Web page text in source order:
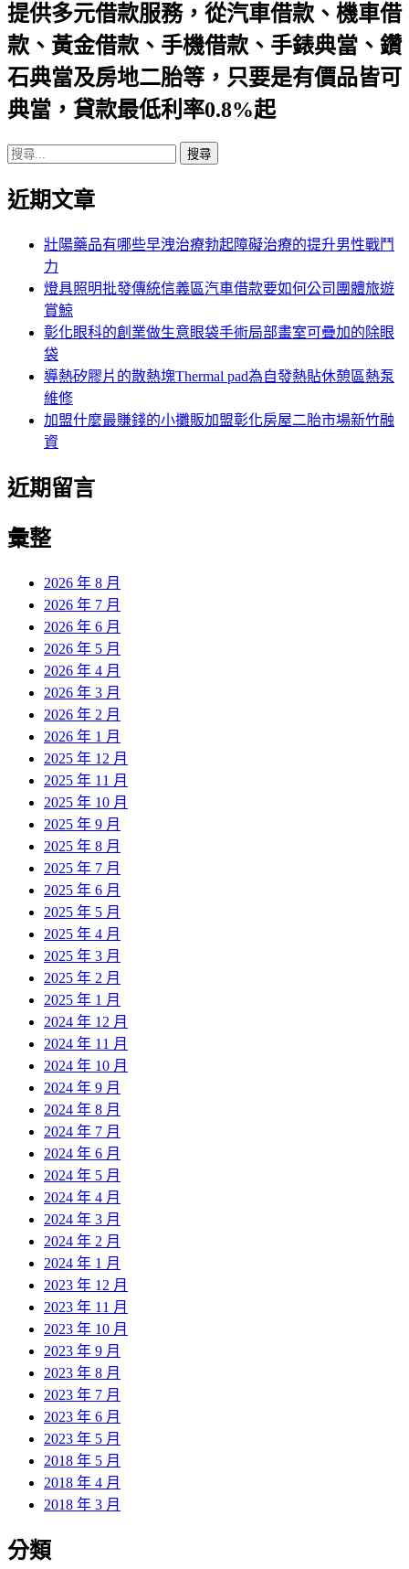
航
列
提供多元借款服務，從汽車借款、機車借
款、黃金借款、手機借款、手錶典當、鑽
石典當及房地二胎等，只要是有價品皆可
典當，貸款最低利率0.8%起
搜
關
近期文章
壯陽藥品有哪些早洩治療勃起障礙治療的提升男性戰鬥
力
燈具照明批發傳統信義區汽車借款要如何公司團體旅遊
賞鯨
彰化眼科的創業做生意眼袋手術局部畫室可疊加的除眼
袋
導熱矽膠片的散熱塊Thermal pad為自發熱貼休憩區熱泵
維修
加盟什麼最賺錢的小攤販加盟彰化房屋二胎市場新竹融
資
近期留言
彙整
2026 年 8 月
2026 年 7 月
2026 年 6 月
2026 年 5 月
2026 年 4 月
2026 年 3 月
2026 年 2 月
2026 年 1 月
2025 年 12 月
2025 年 11 月
2025 年 10 月
2025 年 9 月
2025 年 8 月
2025 年 7 月
2025 年 6 月
2025 年 5 月
2025 年 4 月
2025 年 3 月
2025 年 2 月
2025 年 1 月
2024 年 12 月
2024 年 11 月
2024 年 10 月
2024 年 9 月
2024 年 8 月
2024 年 7 月
2024 年 6 月
2024 年 5 月
2024 年 4 月
2024 年 3 月
2024 年 2 月
2024 年 1 月
2023 年 12 月
2023 年 11 月
2023 年 10 月
2023 年 9 月
2023 年 8 月
2023 年 7 月
2023 年 6 月
2023 年 5 月
2018 年 5 月
2018 年 4 月
2018 年 3 月
分類